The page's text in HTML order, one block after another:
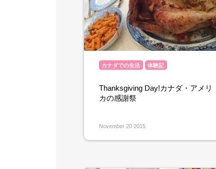
カナダでの生活 体験記
Thanksgiving Day!カナダ・アメリ
カの感謝祭
November 20 2015